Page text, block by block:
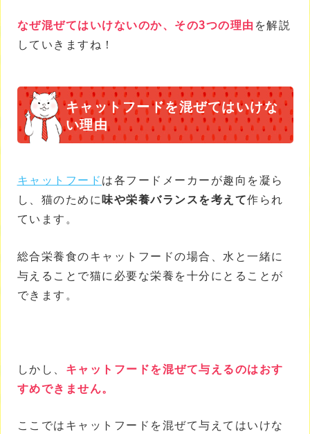
なぜ混ぜてはいけないのか、その3つの理由 を解説
していきますね！
キャットフードを混ぜてはいけな
い理由
キャットフードは各フードメーカーが趣向を凝ら
し、猫のために味や栄養バランスを考えて作られ
ています。
総合栄養食のキャットフードの場合、水と一緒に
与えることで猫に必要な栄養を十分にとることが
できます。
しかし、 キャットフードを混ぜて与えるのはおす
すめできません。
ここではキャットフードを混ぜて与えてはいけな